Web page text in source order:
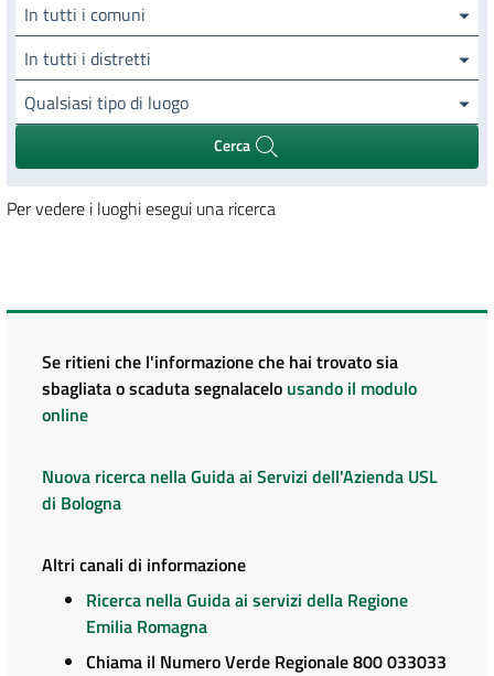
In tutti i comuni
In tutti i distretti
Qualsiasi tipo di luogo
Cerca
Per vedere i luoghi esegui una ricerca
Se ritieni che l'informazione che hai trovato sia
sbagliata o scaduta segnalacelo usando il modulo
online
Nuova ricerca nella Guida ai Servizi dell'Azienda USL
di Bologna
Altri canali di informazione
Ricerca nella Guida ai servizi della Regione
Emilia Romagna
Chiama il Numero Verde Regionale 800 033033